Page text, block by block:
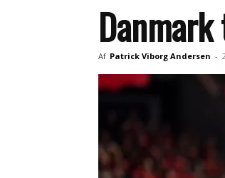
Af Patrick Viborg Andersen -